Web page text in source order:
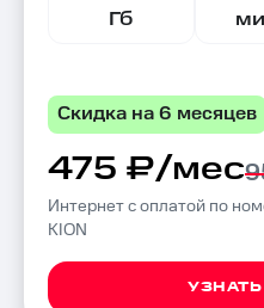
Гб
Скидка на 6 месяцев
475 ₽/мес
Интернет с оплатой по
KION